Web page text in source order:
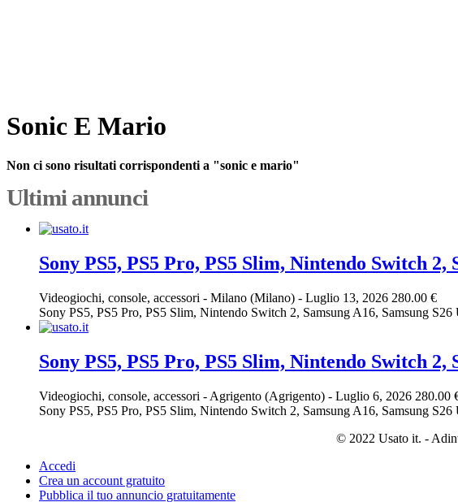
Sonic E Mario
Non ci sono risultati corrispondenti a "sonic e mario"
Ultimi annunci
Sony PS5, PS5 Pro, PS5 Slim, Nintendo Switch 2,
Videogiochi, console, accessori - Milano (Milano) - Luglio 13, 2026 280.00 €
Sony PS5, PS5 Pro, PS5 Slim, Nintendo Switch 2, Samsung A16, Samsung
Sony PS5, PS5 Pro, PS5 Slim, Nintendo Switch 2,
Videogiochi, console, accessori - Agrigento (Agrigento) - Luglio 6, 2026 280.00
Sony PS5, PS5 Pro, PS5 Slim, Nintendo Switch 2, Samsung A16, Samsung
© 2022 Usato it. -
Accedi
Crea un account gratuito
Pubblica il tuo annuncio gratuitamente